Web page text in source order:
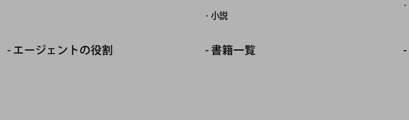
小説
エージェントの役割 書籍一覧